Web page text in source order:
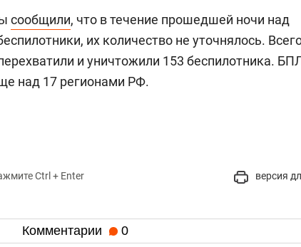
сообщили, что в течение прошедшей ночи над
их количество не уточнялось.
и уничтожили 153 беспилотника.
над 17 регионами РФ.
Ctrl + Enter версия
Комментарии 0